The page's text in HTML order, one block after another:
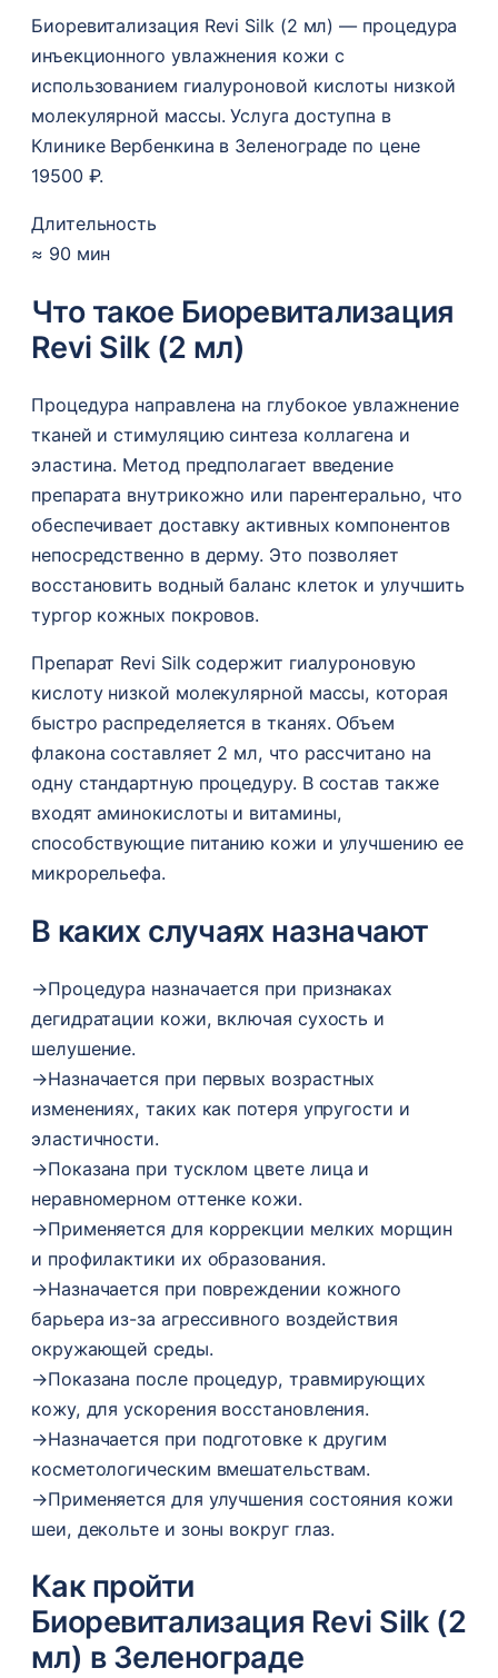
Биоревитализация Revi Silk (2 мл) — процедура
инъекционного увлажнения кожи с
использованием гиалуроновой кислоты низкой
молекулярной массы. Услуга доступна в
Клинике Вербенкина в Зеленограде по цене
19500 ₽.
Длительность
≈ 90 мин
Что такое Биоревитализация
Revi Silk (2 мл)
Процедура направлена на глубокое увлажнение
тканей и стимуляцию синтеза коллагена и
эластина. Метод предполагает введение
препарата внутрикожно или парентерально, что
обеспечивает доставку активных компонентов
непосредственно в дерму. Это позволяет
восстановить водный баланс клеток и улучшить
тургор кожных покровов.
Препарат Revi Silk содержит гиалуроновую
кислоту низкой молекулярной массы, которая
быстро распределяется в тканях. Объем
флакона составляет 2 мл, что рассчитано на
одну стандартную процедуру. В состав также
входят аминокислоты и витамины,
способствующие питанию кожи и улучшению ее
микрорельефа.
В каких случаях назначают
→Процедура назначается при признаках
дегидратации кожи, включая сухость и
шелушение.
→Назначается при первых возрастных
изменениях, таких как потеря упругости и
эластичности.
→Показана при тусклом цвете лица и
неравномерном оттенке кожи.
→Применяется для коррекции мелких морщин
и профилактики их образования.
→Назначается при повреждении кожного
барьера из-за агрессивного воздействия
окружающей среды.
→Показана после процедур, травмирующих
кожу, для ускорения восстановления.
→Назначается при подготовке к другим
косметологическим вмешательствам.
→Применяется для улучшения состояния кожи
шеи, декольте и зоны вокруг глаз.
Как пройти
Биоревитализация Revi Silk (2
мл) в Зеленограде